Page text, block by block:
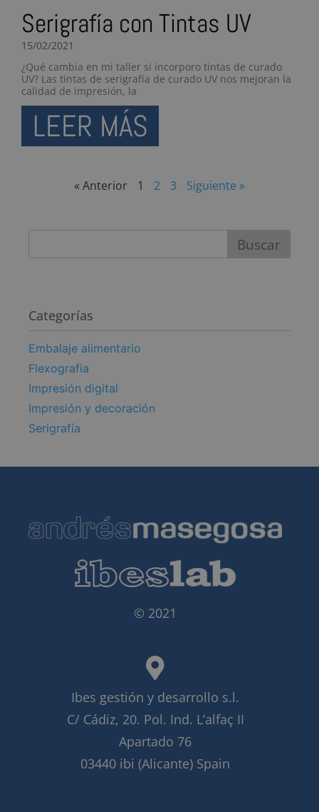
Serigrafía con Tintas UV
15/02/2021
¿Qué cambia en mi taller si incorporo tintas de curado
UV? Las tintas de serigrafía de curado UV nos mejoran la
calidad de impresión, la
LEER MÁS
« Anterior 1 2 3 Siguiente »
Buscar
Categorías
Embalaje alimentario
Flexografia
Impresión digital
Impresión y decoración
Serigrafía
© 2021
Ibes gestión y desarrollo s.l.
C/ Cádiz, 20. Pol. Ind. L’alfaç II
Apartado 76
03440 ibi (Alicante) Spain